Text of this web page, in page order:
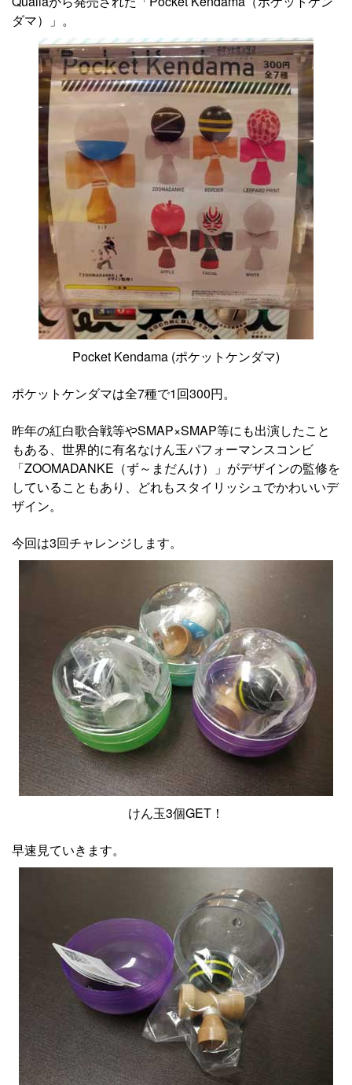
ダマ）」。
Pocket Kendama (ポケットケンダマ)
ポケットケンダマは全7種で1回300円。
昨年の紅白歌合戦等やSMAP×SMAP等にも出演したこと
もある、世界的に有名なけん玉パフォーマンスコンビ
「ZOOMADANKE（ず～まだんけ）」がデザインの監修を
していることもあり、どれもスタイリッシュでかわいいデ
ザイン。
今回は3回チャレンジします。
けん玉3個GET！
早速見ていきます。